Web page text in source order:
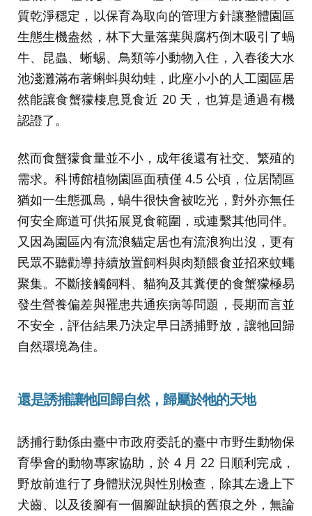
質乾淨穩定，以保育為取向的管理方針讓整體園區
生態生機盎然，林下大量落葉與腐朽倒木吸引了蝸
牛、昆蟲、蜥蜴、鳥類等小動物入住，入春後大水
池淺灘滿布著蝌蚪與幼蛙，此座小小的人工園區居
然能讓食蟹獴棲息覓食近 20 天，也算是通過有機
認證了。
然而食蟹獴食量並不小，成年後還有社交、繁殖的
需求。科博館植物園區面積僅 4.5 公頃，位居鬧區
猶如一生態孤島，蝸牛很快會被吃光，對外亦無任
何安全廊道可供拓展覓食範圍，或連繫其他同伴。
又因為園區內有流浪貓定居也有流浪狗出沒，更有
民眾不聽勸導持續放置飼料與肉類餵食並招來蚊蠅
聚集。不斷接觸飼料、貓狗及其糞便的食蟹獴極易
發生營養偏差與罹患共通疾病等問題，長期而言並
不安全，評估結果乃決定早日誘捕野放，讓牠回歸
自然環境為佳。
還是誘捕讓牠回歸自然，歸屬於牠的天地
誘捕行動係由臺中市政府委託的臺中市野生動物保
育學會的動物專家協助，於 4 月 22 日順利完成，
野放前進行了身體狀況與性別檢查，除其左邊上下
犬齒、以及後腳有一個腳趾缺損的舊痕之外，無論